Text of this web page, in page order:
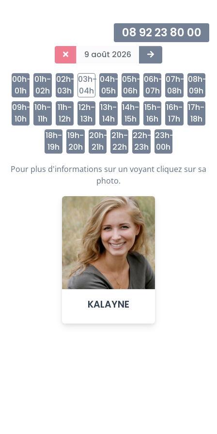
08 92 23 80 00
9 août 2026
00h-
01h
01h-
02h
02h-
03h
03h-
04h
04h-
05h
05h-
06h
06h-
07h
07h-
08h
08h-
09h
09h-
10h
10h-
11h
11h-
12h
12h-
13h
13h-
14h
14h-
15h
15h-
16h
16h-
17h
17h-
18h
18h-
19h
19h-
20h
20h-
21h
21h-
22h
22h-
23h
23h-
00h
Pour plus d'informations sur un voyant cliquez sur sa
photo.
KALAYNE